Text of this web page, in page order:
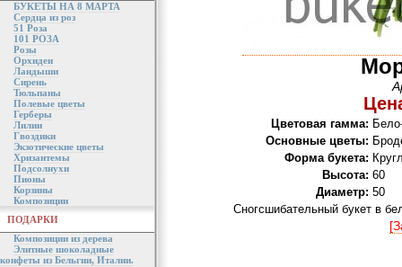
БУКЕТЫ НА 8 МАРТА
Сердца из роз
51 Роза
101 РОЗА
Розы
Орхидеи
Ландыши
Сирень
Тюльпаны
Полевые цветы
Герберы
Лилии
Гвоздики
Экзотические цветы
Хризантемы
Подсолнухи
Пионы
Корзины
Композиции
ПОДАРКИ
Композиции из дерева
Элитные шоколадные
конфеты из Бельгии, Италии.
Цветовая гамма:
Основные цветы:
Форма букета:
Высота: 60
Диаметр: 50
Сногсшибательный букет в